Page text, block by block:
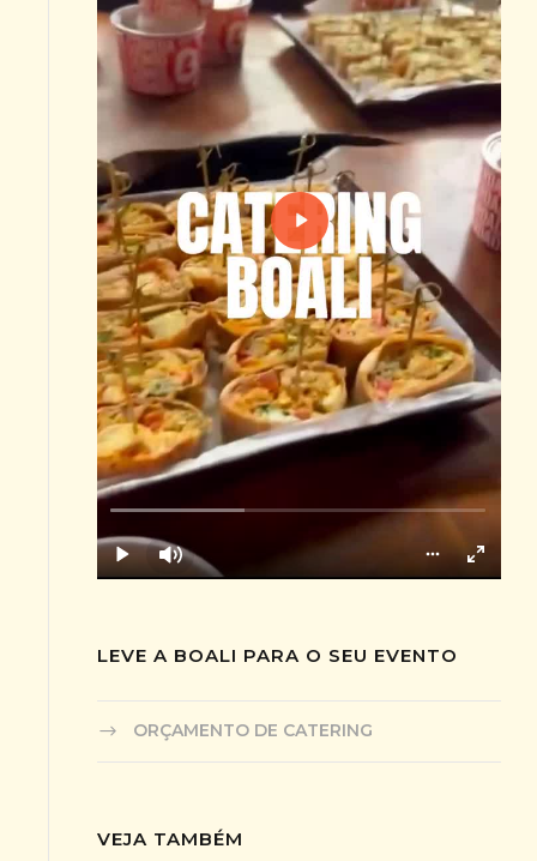
LEVE A BOALI PARA O SEU EVENTO
ORÇAMENTO DE CATERING
VEJA TAMBÉM